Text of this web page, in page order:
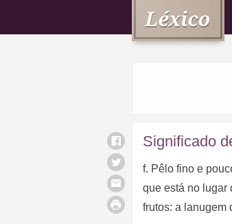
Significado
f. Pêlo fino e
que está no lugar
frutos: a lanugem